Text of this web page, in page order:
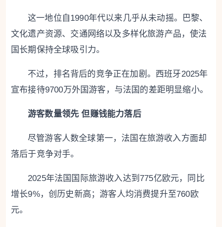
这一地位自1990年代以来几乎从未动摇。巴黎、
文化遗产资源、交通网络以及多样化旅游产品，使法
国长期保持全球吸引力。
不过，排名背后的竞争正在加剧。西班牙2025年
宣布接待9700万外国游客，与法国的差距明显缩小。
游客数量领先 但赚钱能力落后
尽管游客人数全球第一，法国在旅游收入方面却
落后于竞争对手。
2025年法国国际旅游收入达到775亿欧元，同比
增长9%，创历史新高；游客人均消费提升至760欧
元。